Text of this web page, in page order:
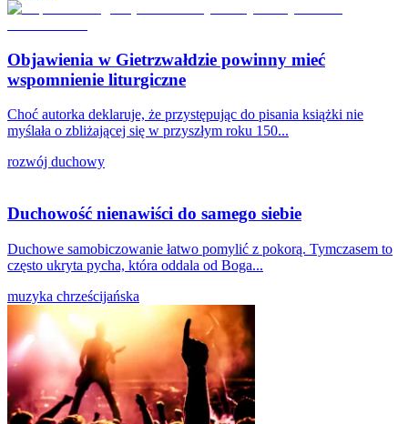
Objawienia w Gietrzwałdzie powinny mieć
wspomnienie liturgiczne
Choć autorka deklaruje, że przystępując do pisania książki nie
myślała o zbliżającej się w przyszłym roku 150...
rozwój duchowy
Duchowość nienawiści do samego siebie
Duchowe samobiczowanie łatwo pomylić z pokorą. Tymczasem to
często ukryta pycha, która oddala od Boga...
muzyka chrześcijańska